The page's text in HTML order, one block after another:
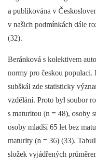
a publikována v
v našich podmínkách dále
(32).
Beránková s kolektivem
normy pro českou
subškál zde statisticky
vzdělání. Proto byl soubor
s maturitou (n = 48), osoby
osoby mladší 65 let bez
maturity (n = 36) (33).
složek vyjádřených